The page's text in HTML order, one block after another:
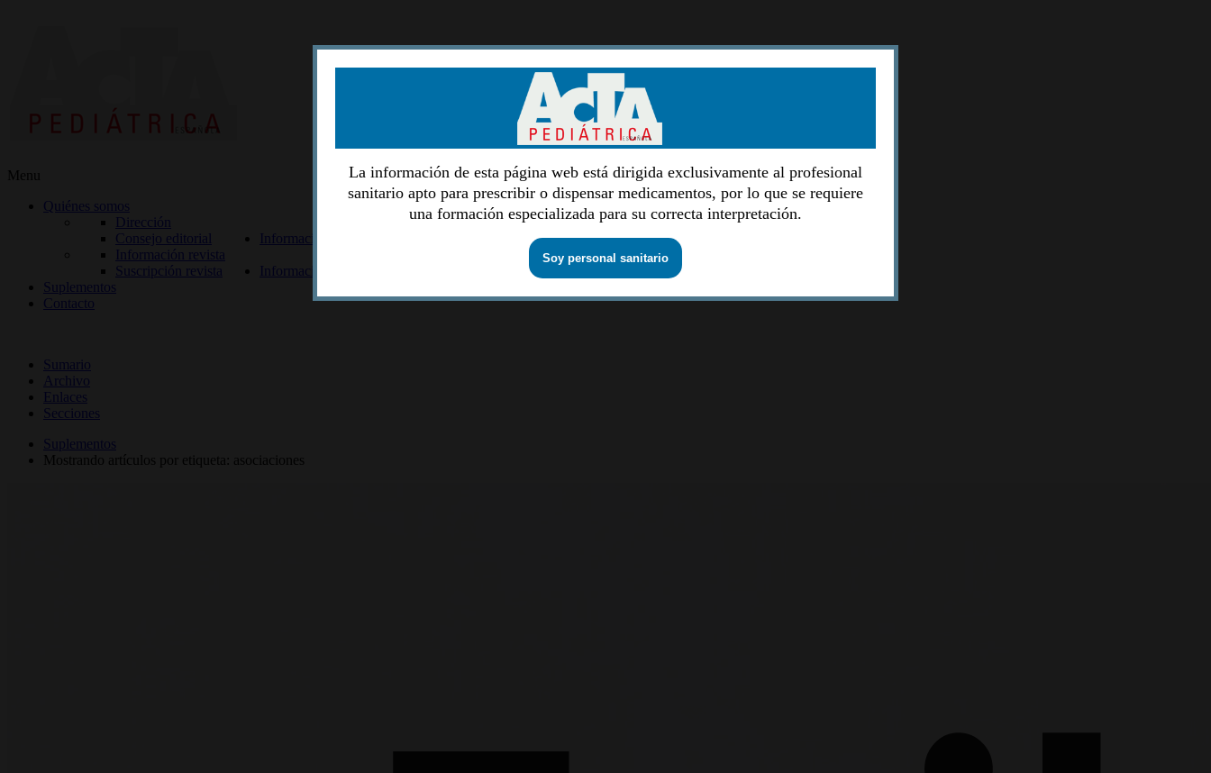
Menu
Quiénes somos
Dirección
Consejo editorial
Información lectores
Información revista
Suscripción revista
Información autores
Suplementos
Contacto
Sumario
Archivo
Enlaces
Secciones
Suplementos
Mostrando artículos por etiqueta: asociaciones
La información de esta página web está dirigida exclusivamente al profesional
sanitario apto para prescribir o dispensar medicamentos, por lo que se requiere
una formación especializada para su correcta interpretación.
Soy personal sanitario